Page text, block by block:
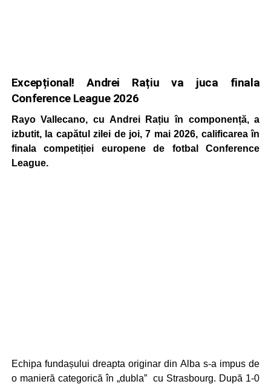
Excepțional! Andrei Rațiu va juca finala
Conference League 2026
Rayo Vallecano, cu Andrei Rațiu în componență, a
izbutit, la capătul zilei de joi, 7 mai 2026, calificarea în
finala competiției europene de fotbal Conference
League.
Echipa fundașului dreapta originar din Alba s-a impus de
o manieră categorică în „dubla” cu Strasbourg. După 1-0